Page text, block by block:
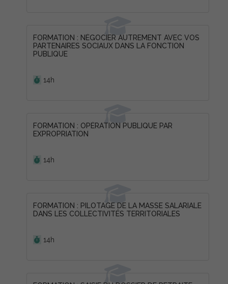
FORMATION : NÉGOCIER AUTREMENT AVEC VOS
PARTENAIRES SOCIAUX DANS LA FONCTION
PUBLIQUE
14h
FORMATION : OPÉRATION PUBLIQUE PAR
EXPROPRIATION
14h
FORMATION : PILOTAGE DE LA MASSE SALARIALE
DANS LES COLLECTIVITÉS TERRITORIALES
14h